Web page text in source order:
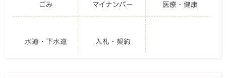
ごみ マイナンバー 医療・健康
水道・下水道 入札・契約